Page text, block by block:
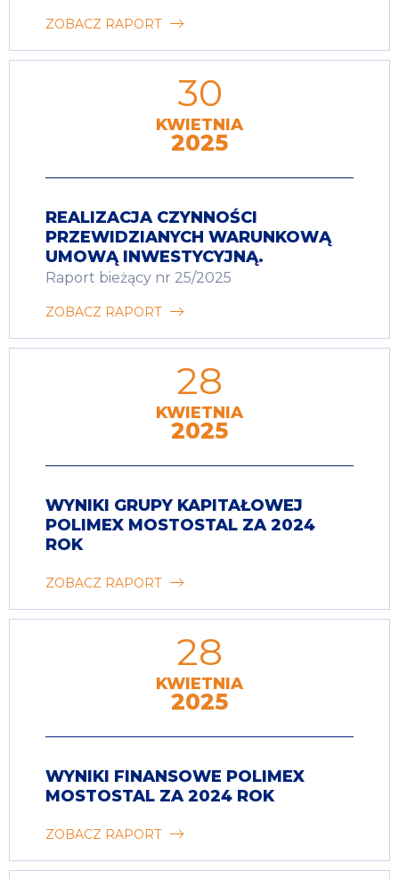
ZOBACZ RAPORT
30
KWIETNIA
2025
REALIZACJA CZYNNOŚCI
PRZEWIDZIANYCH WARUNKOWĄ
UMOWĄ INWESTYCYJNĄ.
Raport bieżący nr 25/2025
ZOBACZ RAPORT
28
KWIETNIA
2025
WYNIKI GRUPY KAPITAŁOWEJ
POLIMEX MOSTOSTAL ZA 2024
ROK
ZOBACZ RAPORT
28
KWIETNIA
2025
WYNIKI FINANSOWE POLIMEX
MOSTOSTAL ZA 2024 ROK
ZOBACZ RAPORT